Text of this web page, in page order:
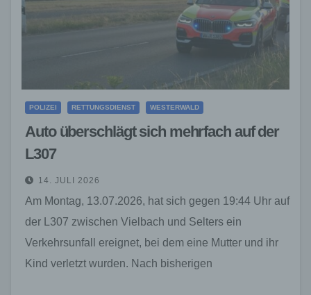
POLIZEI RETTUNGSDIENST WESTERWALD
Auto überschlägt sich mehrfach auf der
L307
14. JULI 2026
Am Montag, 13.07.2026, hat sich gegen 19:44 Uhr auf
der L307 zwischen Vielbach und Selters ein
Verkehrsunfall ereignet, bei dem eine Mutter und ihr
Kind verletzt wurden. Nach bisherigen